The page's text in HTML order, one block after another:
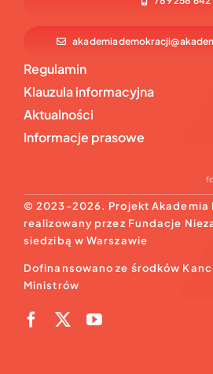
Regulamin
Klauzula informacyjna
Aktualności
Informacje prasowe
© 2023-2026. Projekt Akademia
realizowany przez Fundacje
siedzibą w Warszawie
Dofinansowano ze środków
Ministrów